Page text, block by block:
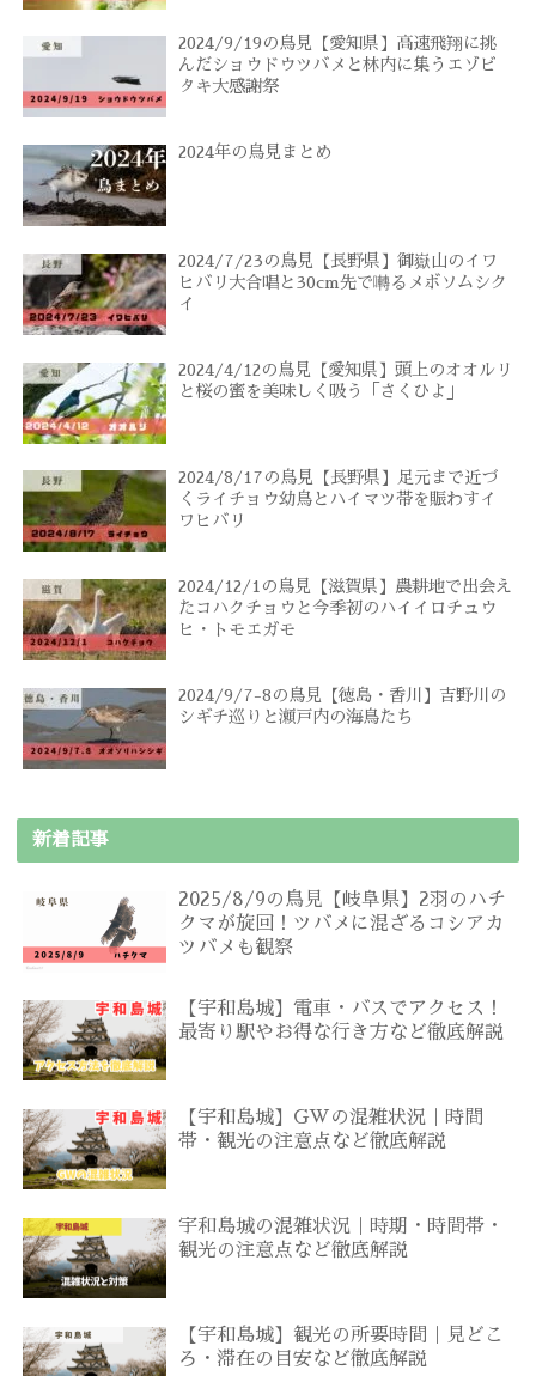
2024/9/19の鳥見【愛知県】高速飛翔に挑
んだショウドウツバメと林内に集うエゾビ
タキ大感謝祭
2024年の鳥見まとめ
2024/7/23の鳥見【長野県】御嶽山のイワ
ヒバリ大合唱と30cm先で囀るメボソムシク
イ
2024/4/12の鳥見【愛知県】頭上のオオルリ
と桜の蜜を美味しく吸う「さくひよ」
2024/8/17の鳥見【長野県】足元まで近づ
くライチョウ幼鳥とハイマツ帯を賑わすイ
ワヒバリ
2024/12/1の鳥見【滋賀県】農耕地で出会え
たコハクチョウと今季初のハイイロチュウ
ヒ・トモエガモ
2024/9/7-8の鳥見【徳島・香川】吉野川の
シギチ巡りと瀬戸内の海鳥たち
新着記事
2025/8/9の鳥見【岐阜県】2羽のハチ
クマが旋回！ツバメに混ざるコシアカ
ツバメも観察
【宇和島城】電車・バスでアクセス！
最寄り駅やお得な行き方など徹底解説
【宇和島城】GWの混雑状況｜時間
帯・観光の注意点など徹底解説
宇和島城の混雑状況｜時期・時間帯・
観光の注意点など徹底解説
【宇和島城】観光の所要時間｜見どこ
ろ・滞在の目安など徹底解説